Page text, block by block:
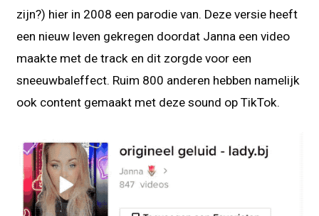
zijn?) hier in 2008 een parodie van. Deze versie heeft
een nieuw leven gekregen doordat Janna een video
maakte met de track en dit zorgde voor een
sneeuwbaleffect. Ruim 800 anderen hebben namelijk
ook content gemaakt met deze sound op TikTok.